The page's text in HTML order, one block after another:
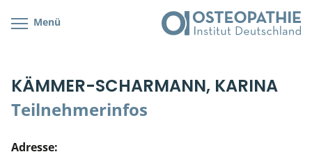
Menü
KÄMMER-SCHARMANN, KARINA
Teilnehmerinfos
Adresse:
Cranial/Neurale Osteopathie
Parietale Osteopathie
Bonus-Programm
Veranstaltungsticket DB
Teilnehmerliste
Stellenbörse